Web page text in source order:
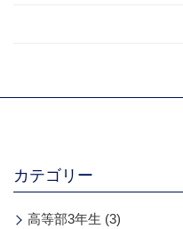
カテゴリー
高等部3年生 (3)